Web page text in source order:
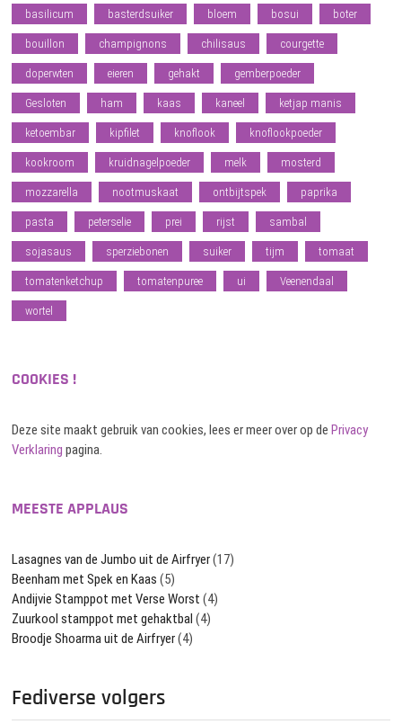
basilicum basterdsuiker bloem bosui boter
bouillon champignons chilisaus courgette
doperwten eieren gehakt gemberpoeder
Gesloten ham kaas kaneel ketjap manis
ketoembar kipfilet knoflook knoflookpoeder
kookroom kruidnagelpoeder melk mosterd
mozzarella nootmuskaat ontbijtspek paprika
pasta peterselie prei rijst sambal
sojasaus sperziebonen suiker tijm tomaat
tomatenketchup tomatenpuree ui Veenendaal
wortel
COOKIES !
Deze site maakt gebruik van cookies, lees er meer over op dePrivacy
Verklaring pagina.
MEESTE APPLAUS
Lasagnes van de Jumbo uit de Airfryer(17)
Beenham met Spek en Kaas (5)
Andijvie Stamppot met Verse Worst (4)
Zuurkool stamppot met gehaktbal (4)
Broodje Shoarma uit de Airfryer(4)
Fediverse volgers